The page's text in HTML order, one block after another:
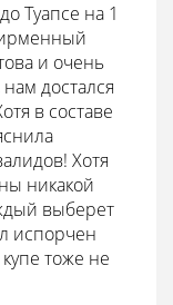
Туапсе на 1
и очень
достался
в составе
Хотя
никакой
выберет
испорчен
тоже не